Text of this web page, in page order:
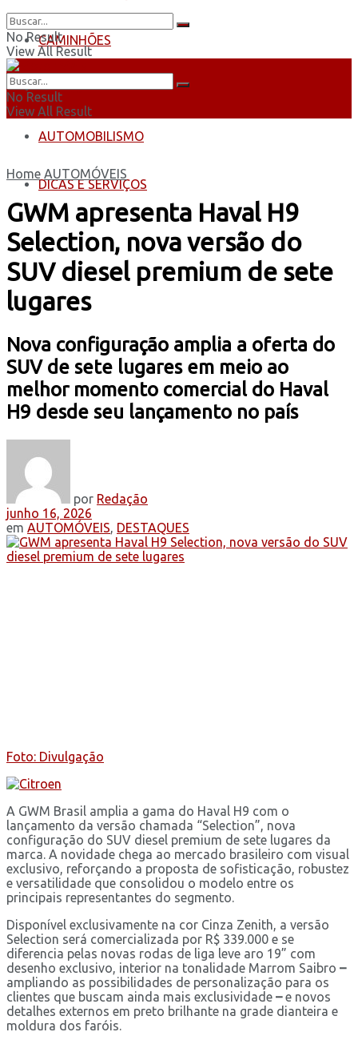
CAMINHÕES
ÔNIBUS
AUTOMOBILISMO
DICAS E SERVIÇOS
No Result
View All Result
No Result
View All Result
Home AUTOMÓVEIS
GWM apresenta Haval H9
Selection, nova versão do
SUV diesel premium de sete
lugares
Nova configuração amplia a oferta do
SUV de sete lugares em meio ao
melhor momento comercial do Haval
H9 desde seu lançamento no país
por Redação
junho 16, 2026
em AUTOMÓVEIS, DESTAQUES
Foto: Divulgação
A GWM Brasil amplia a gama do Haval H9 com o
lançamento da versão chamada “Selection”, nova
configuração do SUV diesel premium de sete lugares da
marca. A novidade chega ao mercado brasileiro com visual
exclusivo, reforçando a proposta de sofisticação, robustez
e versatilidade que consolidou o modelo entre os
principais representantes do segmento.
Disponível exclusivamente na cor Cinza Zenith, a versão
Selection será comercializada por R$ 339.000 e se
diferencia pelas novas rodas de liga leve aro 19” com
desenho exclusivo, interior na tonalidade Marrom Saibro –
ampliando as possibilidades de personalização para os
clientes que buscam ainda mais exclusividade –e novos
detalhes externos em preto brilhante na grade dianteira e
moldura dos faróis.